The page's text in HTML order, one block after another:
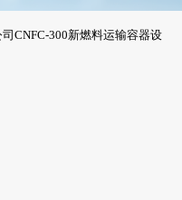
CNFC-300新燃料运输容器设